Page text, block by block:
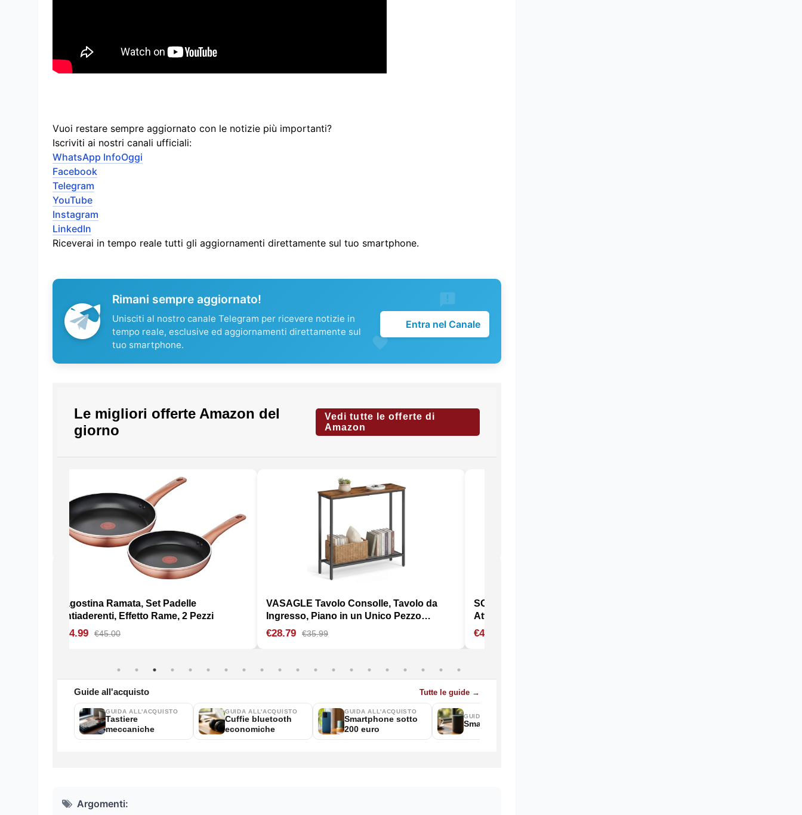
Vuoi restare sempre aggiornato con le notizie più importanti?
Iscriviti ai nostri canali ufficiali:
WhatsApp InfoOggi
Facebook
Telegram
YouTube
Instagram
LinkedIn
Riceverai in tempo reale tutti gli aggiornamenti direttamente sul tuo smartphone.
Rimani sempre aggiornato!
Unisciti al nostro canale Telegram per ricevere notizie in
tempo reale, esclusive ed aggiornamenti direttamente sul
tuo smartphone.
Entra nel Canale
Argomenti: